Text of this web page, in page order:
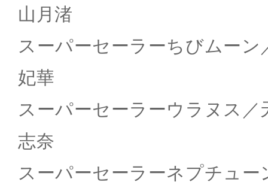
山月渚
スーパーセーラーちびムー
妃華
スーパーセーラーウラヌス
志奈
スーパーセーラーネプチュ